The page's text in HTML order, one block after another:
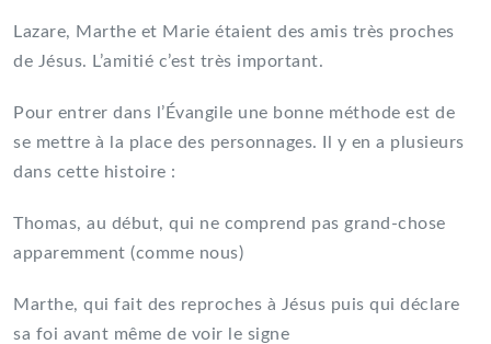
Lazare, Marthe et Marie étaient des amis très proches
de Jésus. L’amitié c’est très important.
Pour entrer dans l’Évangile une bonne méthode est de
se mettre à la place des personnages. Il y en a plusieurs
dans cette histoire :
Thomas, au début, qui ne comprend pas grand-chose
apparemment (comme nous)
Marthe, qui fait des reproches à Jésus puis qui déclare
sa foi avant même de voir le signe